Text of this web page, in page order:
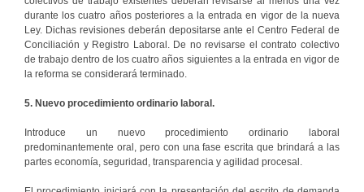
durante los cuatro años posteriores a la entrada en vigor de la nueva
Ley. Dichas revisiones deberán depositarse ante el Centro Federal de
Conciliación y Registro Laboral. De no revisarse el contrato colectivo
de trabajo dentro de los cuatro años siguientes a la entrada en vigor de
la reforma se considerará terminado.
5. Nuevo procedimiento ordinario laboral.
Introduce un nuevo procedimiento ordinario laboral
predominantemente oral, pero con una fase escrita que brindará a las
partes economía, seguridad, transparencia y agilidad procesal.